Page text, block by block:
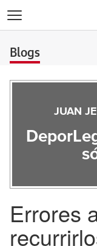
Blogs
JUAN
Errores